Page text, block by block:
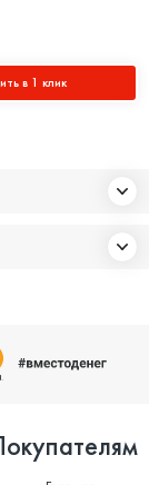
в 1 клик